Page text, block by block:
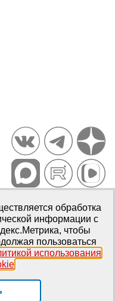
2007–2026
66447 от 14 июля
обработка
информации с
чтобы
пользоваться
использования
.